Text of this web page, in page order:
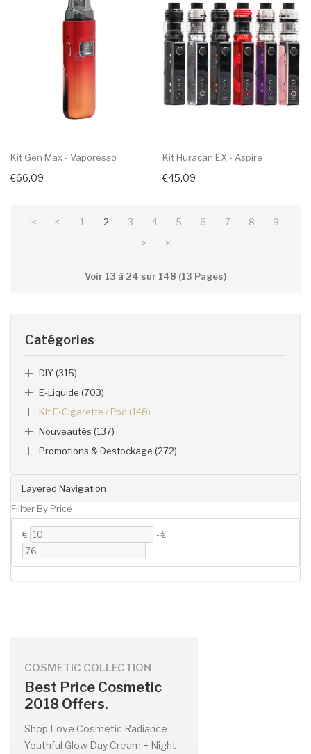
Layered Navigation
Fillter By Price
€ -€
Catégories
DIY (315)
E-Liquide (703)
Kit E-Cigarette / Pod (148)
Nouveautés (137)
Promotions & Destockage (272)
COSMETIC COLLECTION
Best Price Cosmetic
2018 Offers.
Shop Love Cosmetic Radiance
Youthful Glow Day Cream + Night
Kit Gen Max - Vaporesso
€66,09
Kit Huracan EX - Aspire
€45,09
|< < 1 2 3 4 5 6 7 8
9
>
>|
Voir 13 à 24 sur 148 (13 Pages)